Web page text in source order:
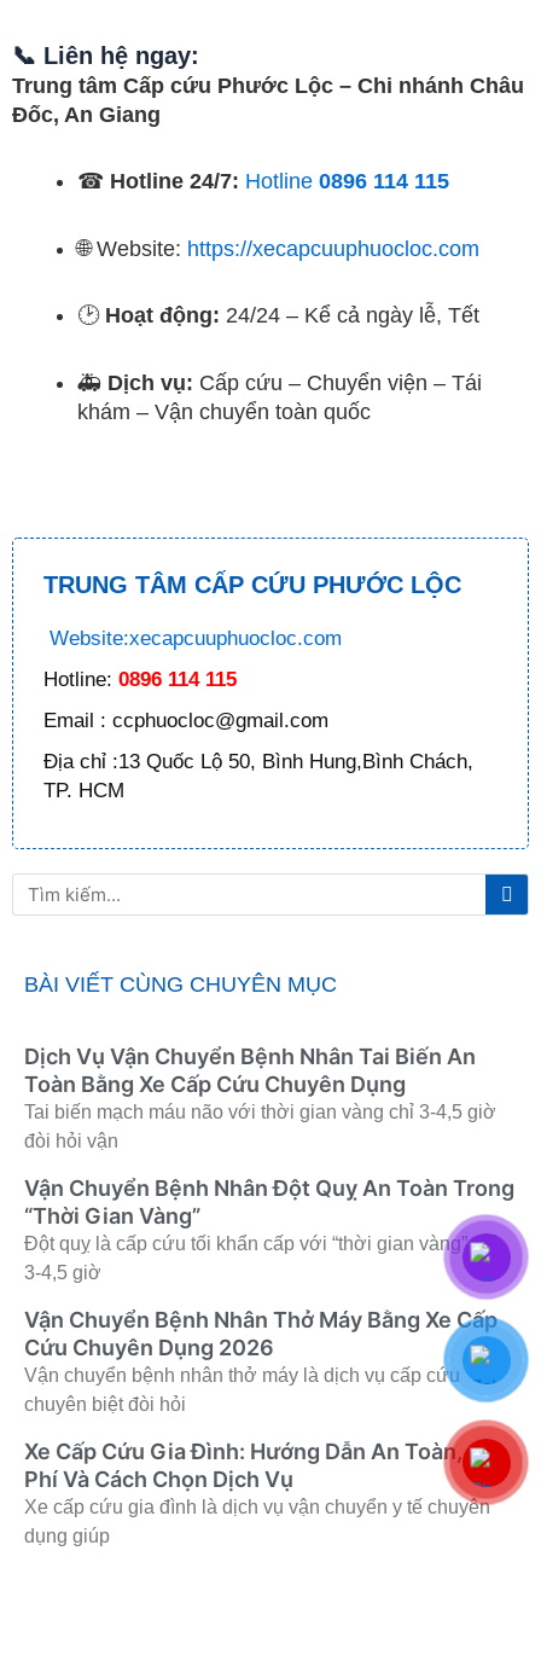
📞 Liên hệ ngay:
Trung tâm Cấp cứu Phước Lộc – Chi nhánh Châu
Đốc, An Giang
☎ Hotline 24/7: Hotline 0896 114 115
🌐 Website: https://xecapcuuphuocloc.com
🕑 Hoạt động: 24/24 – Kể cả ngày lễ, Tết
🚑 Dịch vụ: Cấp cứu – Chuyển viện – Tái
khám – Vận chuyển toàn quốc
TRUNG TÂM CẤP CỨU PHƯỚC LỘC
Website:xecapcuuphuocloc.com
Hotline: 0896 114 115
Email : ccphuocloc@gmail.com
Địa chỉ :13 Quốc Lộ 50, Bình Hung,Bình Chách,
TP. HCM
Tìm
kiếm
BÀI VIẾT CÙNG CHUYÊN MỤC
Dịch Vụ Vận Chuyển Bệnh Nhân Tai Biến An
Toàn Bằng Xe Cấp Cứu Chuyên Dụng
Tai biến mạch máu não với thời gian vàng chỉ 3-4,5 giờ
đòi hỏi vận
Vận Chuyển Bệnh Nhân Đột Quỵ An Toàn Trong
“Thời Gian Vàng”
Đột quỵ là cấp cứu tối khẩn cấp với “thời gian vàng” chỉ
3-4,5 giờ
Vận Chuyển Bệnh Nhân Thở Máy Bằng Xe Cấp
Cứu Chuyên Dụng 2026
Vận chuyển bệnh nhân thở máy là dịch vụ cấp cứu
chuyên biệt đòi hỏi
Xe Cấp Cứu Gia Đình: Hướng Dẫn An Toàn, Chi
Phí Và Cách Chọn Dịch Vụ
Xe cấp cứu gia đình là dịch vụ vận chuyển y tế chuyên
dụng giúp